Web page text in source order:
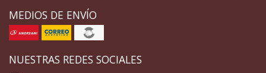
MEDIOS DE ENVÍO
NUESTRAS REDES SOCIALES